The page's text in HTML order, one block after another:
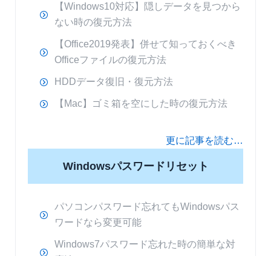
【Windows10対応】隠しデータを見つから
ない時の復元方法
【Office2019発表】併せて知っておくべき
Officeファイルの復元方法
HDDデータ復旧・復元方法
【Mac】ゴミ箱を空にした時の復元方法
更に記事を読む…
Windowsパスワードリセット
パソコンパスワード忘れてもWindowsパス
ワードなら変更可能
Windows7パスワード忘れた時の簡単な対